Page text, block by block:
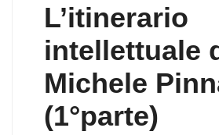
L’itinerario
intellettuale
Michele
(1°parte)